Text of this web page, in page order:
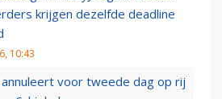
krijgen dezelfde deadline
10:43
voor tweede dag op rij